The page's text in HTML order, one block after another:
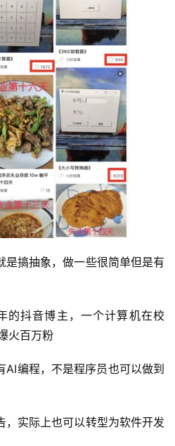
是搞抽象，做一些很简单但是有
的抖音博主，一个计算机在校
火百万粉
编程，不是程序员也可以做到
，实际上也可以转型为软件开发